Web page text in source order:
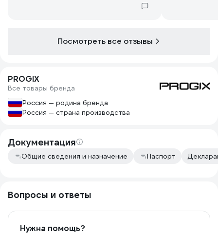
Посмотреть все отзывы
PROGIX
Все товары бренда
Россия — родина бренда
Россия — страна производства
Документация
Общие сведения и назначение Паспорт
Вопросы и ответы
Нужна помощь?